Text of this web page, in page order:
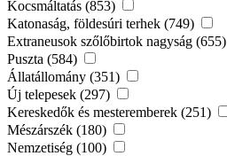
Kocsmáltatás (853)
Katonaság, földesúri terhek (749)
Extraneusok szőlőbirtok nagyság (655)
Puszta (584)
Állatállomány (351)
Új telepesek (297)
Kereskedők és mesteremberek (251)
Mészárszék (180)
Nemzetiség (100)